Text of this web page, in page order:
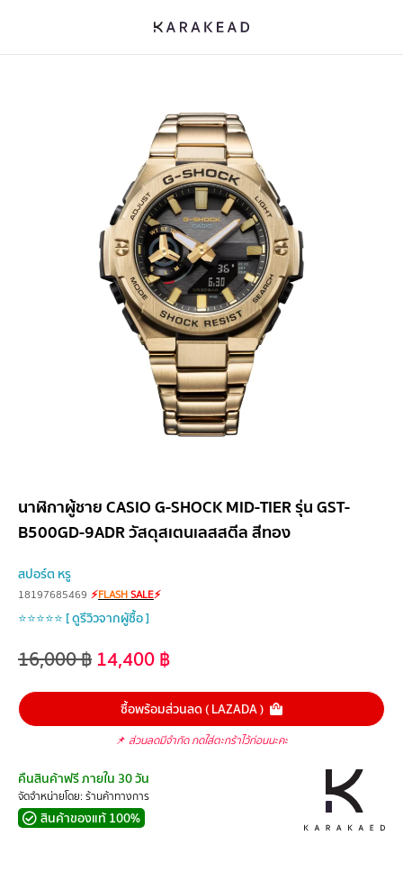
นาฬิกาผู้ชาย CASIO G-SHOCK MID-TIER รุ่น GST-
B500GD-9ADR วัสดุสเตนเลสสตีล สีทอง
สปอร์ต หรู
18197685469 ⚡FLASHSALE⚡
⭐⭐⭐⭐⭐ [ ดูรีวิวจากผู้ซื้อ ]
16,000฿ 14,400฿
ซื้อพร้อมส่วนลด ( LAZADA )
📌 ส่วนลดมีจำกัด กดใส่ตะกร้าไว้ก่อนนะคะ
คืนสินค้าฟรี ภายใน 30 วัน
จัดจำหน่ายโดย: ร้านค้าทางการ
สินค้าของแท้ 100%